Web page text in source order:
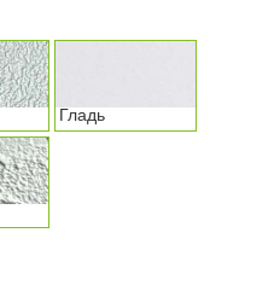
Гладь